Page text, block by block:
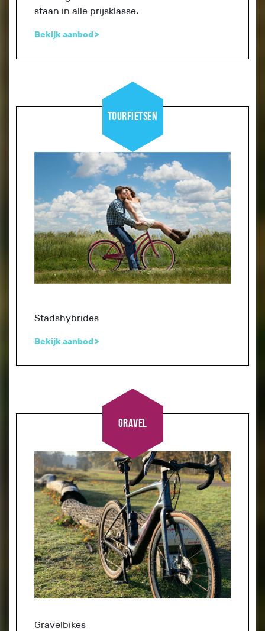
staan in alle prijsklasse.
Bekijk aanbod
Tourfietsen
Stadshybrides
Bekijk aanbod
Gravel
Gravelbikes